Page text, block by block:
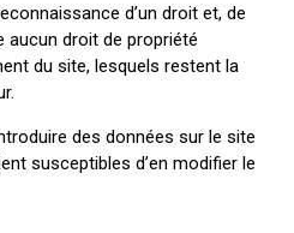
d’un droit et, de
aucun droit de propriété
du site, lesquels restent la
des données sur le site
susceptibles d’en modifier le